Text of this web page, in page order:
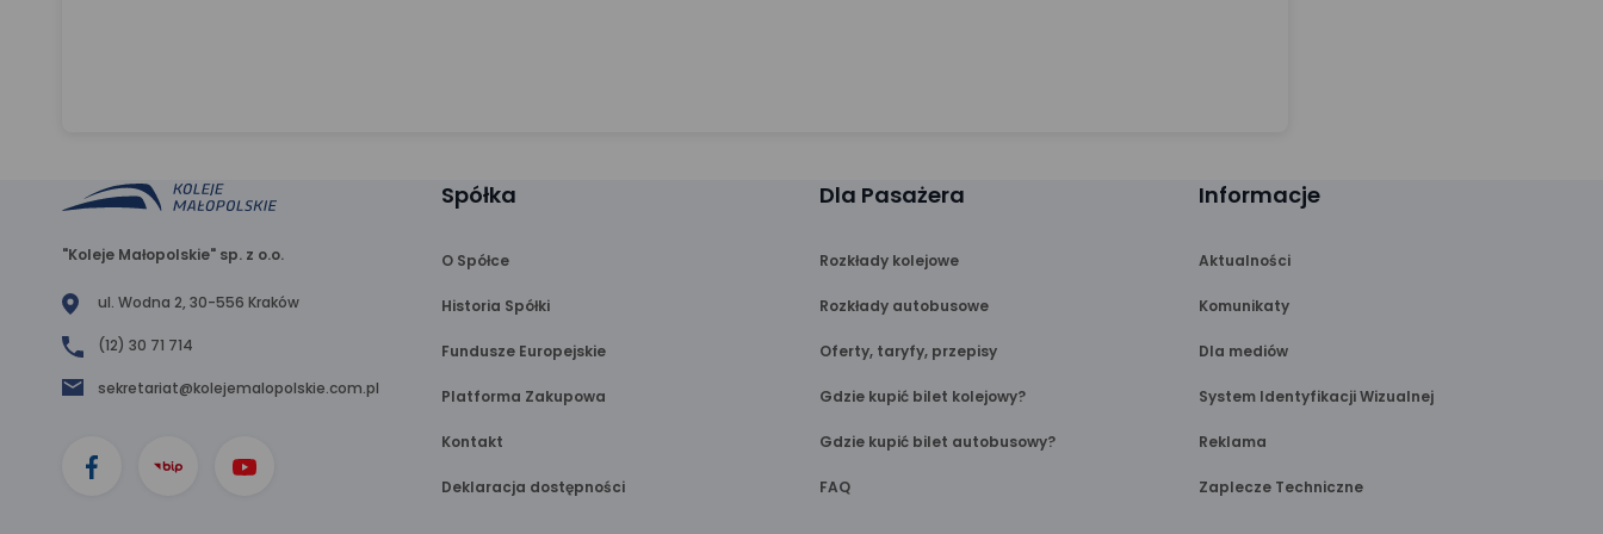
"Koleje Małopolskie" sp. z o.o.
ul. Wodna 2, 30-556 Kraków
(12) 30 71 714
sekretariat@kolejemalopolskie.com.pl
Spółka
O Spółce
Historia Spółki
Fundusze Europejskie
Platforma Zakupowa
Kontakt
Deklaracja dostępności
Dla Pasażera
Rozkłady kolejowe
Rozkłady autobusowe
Oferty, taryfy, przepisy
Gdzie kupić bilet kolejowy?
Gdzie kupić bilet autobusowy?
FAQ
Informacje
Aktualności
Komunikaty
Dla mediów
System Identyfikacji Wizualnej
Reklama
Zaplecze Techniczne